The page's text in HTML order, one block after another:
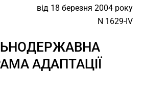
від 18 березня 2004 року
N 1629-IV
АДАПТАЦІЇ